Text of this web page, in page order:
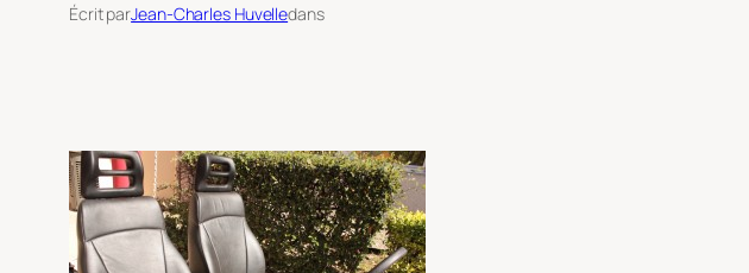
Écrit parJean-Charles Huvelledans